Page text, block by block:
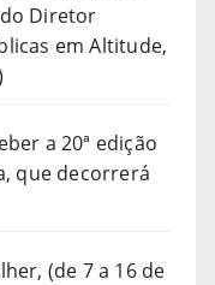
Diretor
em Altitude,
a 20ª edição
que decorrerá
(de 7 a 16 de